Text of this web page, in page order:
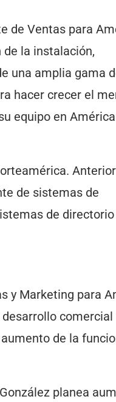
de Ventas para
la instalación,
una amplia gama
hacer crecer el
equipo en
de sistemas de
de
y Marketing para
comercial
de la
planea